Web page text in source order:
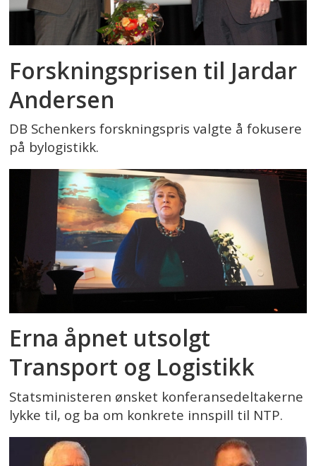
Forskningsprisen til Jardar
Andersen
DB Schenkers forskningspris valgte å fokusere
på bylogistikk.
Erna åpnet utsolgt
Transport og Logistikk
Statsministeren ønsket konferansedeltakerne
lykke til, og ba om konkrete innspill til NTP.